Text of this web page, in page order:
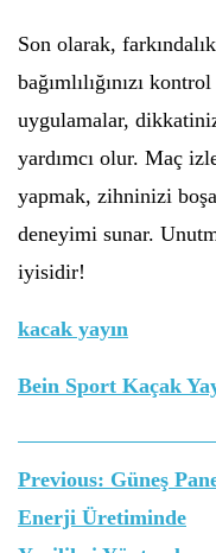
Son olarak,
bağımlılığınızı
uygulamalar,
yardımcı olur. Maç
yapmak, zihninizi
deneyimi sunar.
iyisidir!
kacak yayın
Bein Sport Kaçak
Yazı
gezinmesi
Previous: Güneş
Enerji Üretiminde